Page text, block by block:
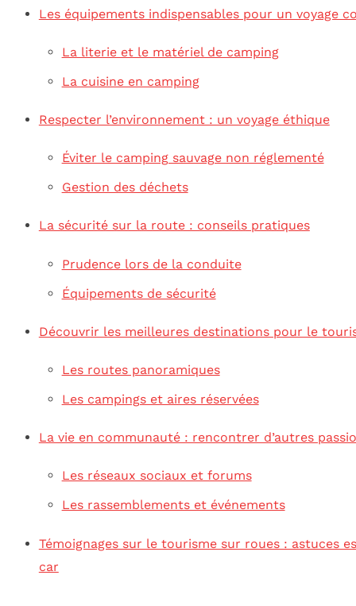
Les équipements indispensables pour un voyage
La literie et le matériel de camping
La cuisine en camping
Respecter l’environnement : un voyage éthique
Éviter le camping sauvage non réglementé
Gestion des déchets
La sécurité sur la route : conseils pratiques
Prudence lors de la conduite
Équipements de sécurité
Découvrir les meilleures destinations pour le
Les routes panoramiques
Les campings et aires réservées
La vie en communauté : rencontrer d’autres
Les réseaux sociaux et forums
Les rassemblements et événements
Témoignages sur le tourisme sur roues : astuces
car